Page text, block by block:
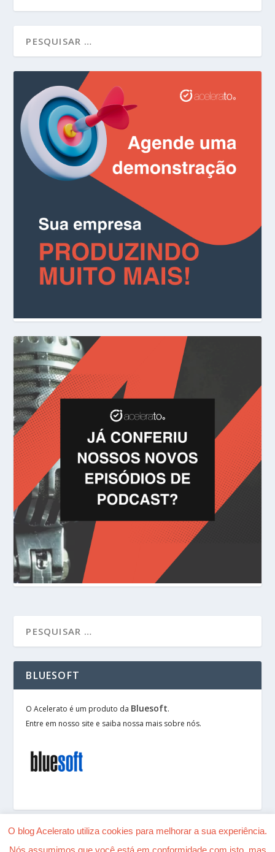
BLUESOFT
O Acelerato é um produto da Bluesoft.
Entre em nosso site e saiba nossa mais sobre nós.
O blog Acelerato utiliza cookies para melhorar a sua experiência.
Nós assumimos que você está em conformidade com isto, mas